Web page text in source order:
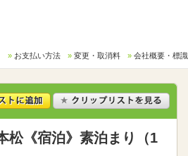
お支払い方法 変更・取消料 会社概要・標識
松《宿泊》素泊まり（1